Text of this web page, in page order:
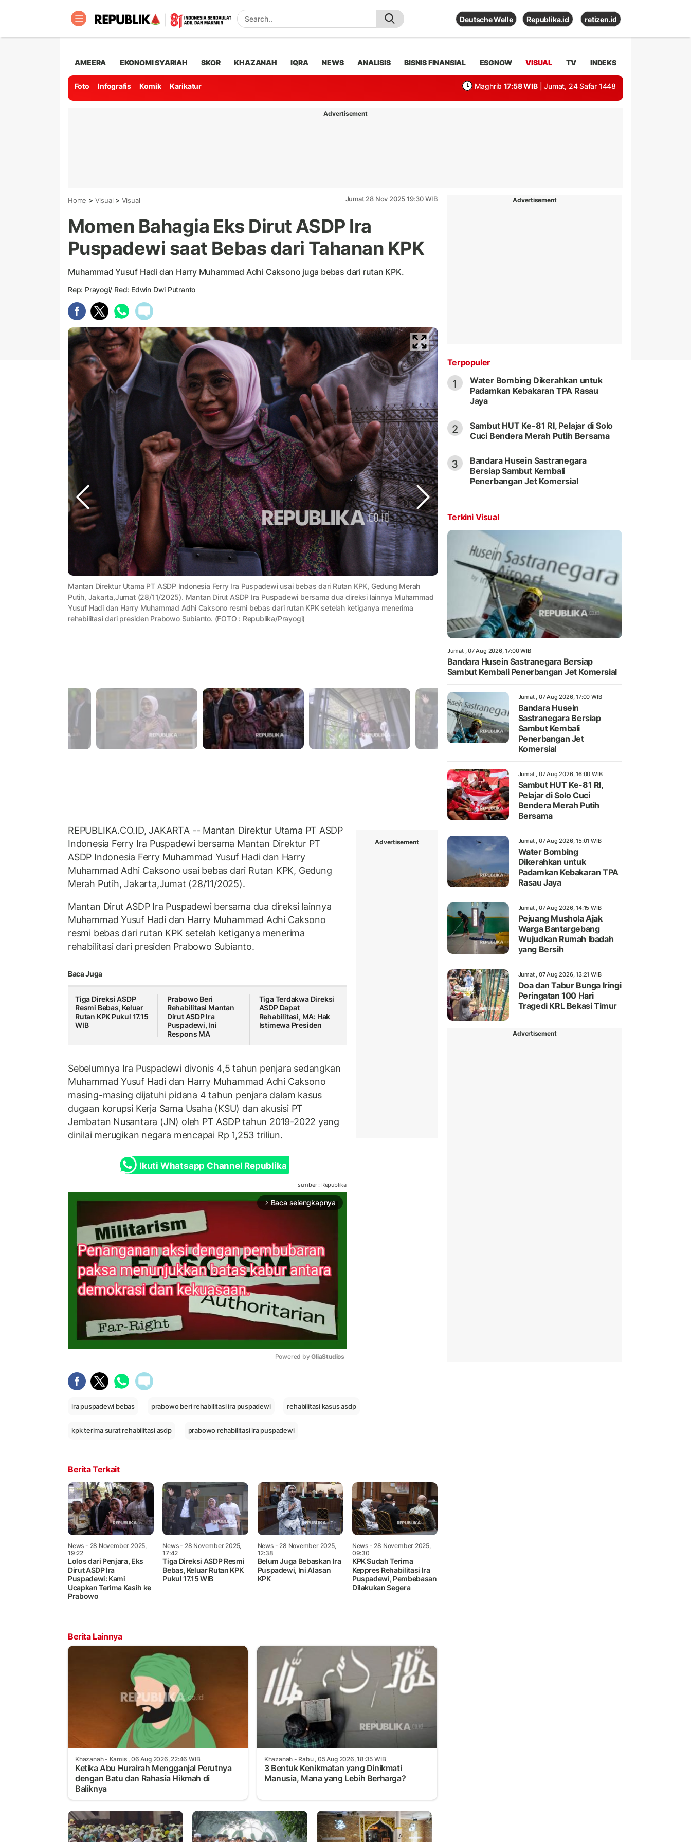
Deutsche Welle Republika.id retizen.id
AMEERA EKONOMI SYARIAH SKOR KHAZANAH IQRA NEWS ANALISIS BISNIS FINANSIAL ESGNOW VISUAL TV INDEKS
Foto Infografis Komik Karikatur Maghrib 17:58 WIB | Jumat, 24 Safar 1448
Advertisement
Home > Visual > Visual Jumat 28 Nov 2025 19:30 WIB
Momen Bahagia Eks Dirut ASDP Ira
Puspadewi saat Bebas dari Tahanan KPK
Muhammad Yusuf Hadi dan Harry Muhammad Adhi Caksono juga bebas dari rutan KPK.
Rep: Prayogi/ Red: Edwin Dwi Putranto
Mantan Direktur Utama PT ASDP Indonesia Ferry Ira Puspadewi usai bebas dari Rutan KPK, Gedung Merah
Putih, Jakarta,Jumat (28/11/2025). Mantan Dirut ASDP Ira Puspadewi bersama dua direksi lainnya Muhammad
Yusuf Hadi dan Harry Muhammad Adhi Caksono resmi bebas dari rutan KPK setelah ketiganya menerima
rehabilitasi dari presiden Prabowo Subianto. (FOTO : Republika/Prayogi)
REPUBLIKA.CO.ID, JAKARTA -- Mantan Direktur Utama PT ASDP
Indonesia Ferry Ira Puspadewi bersama Mantan Direktur PT
ASDP Indonesia Ferry Muhammad Yusuf Hadi dan Harry
Muhammad Adhi Caksono usai bebas dari Rutan KPK, Gedung
Merah Putih, Jakarta,Jumat (28/11/2025).
Mantan Dirut ASDP Ira Puspadewi bersama dua direksi lainnya
Muhammad Yusuf Hadi dan Harry Muhammad Adhi Caksono
resmi bebas dari rutan KPK setelah ketiganya menerima
rehabilitasi dari presiden Prabowo Subianto.
Baca Juga
Tiga Direksi ASDP
Resmi Bebas, Keluar
Rutan KPK Pukul 17.15
WIB
Prabowo Beri
Rehabilitasi Mantan
Dirut ASDP Ira
Puspadewi, Ini
Respons MA
Tiga Terdakwa Direksi
ASDP Dapat
Rehabilitasi, MA: Hak
Istimewa Presiden
Sebelumnya Ira Puspadewi divonis 4,5 tahun penjara sedangkan
Muhammad Yusuf Hadi dan Harry Muhammad Adhi Caksono
masing-masing dijatuhi pidana 4 tahun penjara dalam kasus
dugaan korupsi Kerja Sama Usaha (KSU) dan akusisi PT
Jembatan Nusantara (JN) oleh PT ASDP tahun 2019-2022 yang
dinilai merugikan negara mencapai Rp 1,253 triliun.
Ikuti Whatsapp Channel Republika
sumber : Republika
arrow_forward_ios Baca selengkapnya
Powered by GliaStudios
Advertisement
ira puspadewi bebas prabowo beri rehabilitasi ira puspadewi rehabilitasi kasus asdp
kpk terima surat rehabilitasi asdp prabowo rehabilitasi ira puspadewi
Berita Terkait
News - 28 November 2025,
19:22
Lolos dari Penjara, Eks
Dirut ASDP Ira
Puspadewi: Kami
Ucapkan Terima Kasih ke
Prabowo
News- 28 November 2025,
17:42
Tiga Direksi ASDP Resmi
Bebas, Keluar Rutan KPK
Pukul 17.15 WIB
News- 28 November 2025,
12:38
Belum Juga Bebaskan Ira
Puspadewi, Ini Alasan
KPK
News - 28 November 2025,
09:30
KPK Sudah Terima
Keppres Rehabilitasi Ira
Puspadewi, Pembebasan
Dilakukan Segera
Berita Lainnya
Khazanah- Kamis , 06 Aug 2026, 22:46 WIB
Ketika Abu Hurairah Mengganjal Perutnya
dengan Batu dan Rahasia Hikmah di
Baliknya
Khazanah - Rabu , 05 Aug 2026, 18:35 WIB
3 Bentuk Kenikmatan yang Dinikmati
Manusia, Mana yang Lebih Berharga?
Advertisement
Terpopuler
1
Water Bombing Dikerahkan untuk
Padamkan Kebakaran TPA Rasau
Jaya
2
Sambut HUT Ke-81 RI, Pelajar di Solo
Cuci Bendera Merah Putih Bersama
3
Bandara Husein Sastranegara
Bersiap Sambut Kembali
Penerbangan Jet Komersial
Terkini Visual
Jumat , 07 Aug 2026, 17:00 WIB
Bandara Husein Sastranegara Bersiap
Sambut Kembali Penerbangan Jet Komersial
Jumat , 07 Aug 2026, 17:00 WIB
Bandara Husein
Sastranegara Bersiap
Sambut Kembali
Penerbangan Jet
Komersial
Jumat , 07 Aug 2026, 16:00 WIB
Sambut HUT Ke-81 RI,
Pelajar di Solo Cuci
Bendera Merah Putih
Bersama
Jumat , 07 Aug 2026, 15:01 WIB
Water Bombing
Dikerahkan untuk
Padamkan Kebakaran TPA
Rasau Jaya
Jumat , 07 Aug 2026, 14:15 WIB
Pejuang Mushola Ajak
Warga Bantargebang
Wujudkan Rumah Ibadah
yang Bersih
Jumat , 07 Aug 2026, 13:21 WIB
Doa dan Tabur Bunga Iringi
Peringatan 100 Hari
Tragedi KRL Bekasi Timur
Advertisement